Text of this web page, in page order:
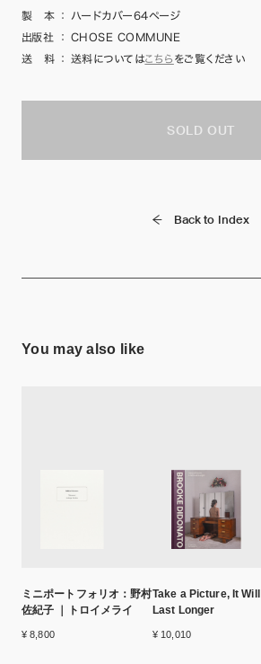
製 本
：
ハードカバー64ページ
出版社
：
CHOSE COMMUNE
送 料
： 送料についてはこちら をご覧ください
SOLD OUT
Back to Index
You may also like
ミニポートフォリオ：野村
佐紀子 ｜トロイメライ
¥ 8,800
Take a Picture, It Will
Last Longer
¥ 10,010